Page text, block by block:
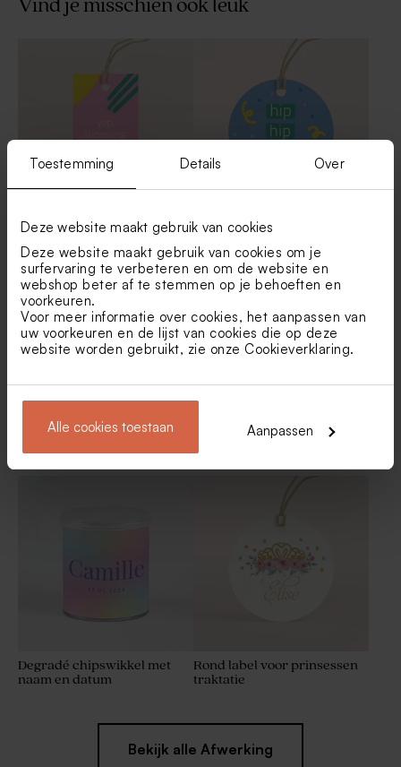
Toestemming Details Over
Deze website maakt gebruik van cookies
Deze website maakt gebruik van cookies om je
surfervaring te verbeteren en om de website en
webshop beter af te stemmen op je behoeften en
voorkeuren.
Voor meer informatie over cookies, het aanpassen van
uw voorkeuren en de lijst van cookies die op deze
website worden gebruikt, zie onze Cookieverklaring.
Alle cookies toestaan Aanpassen
Taart uitnodiging van
Originele drieluik
patroon van Wonderwalls
Ronde donut sticker van
Wonderwalls (4,4 cm)
Ronde kleurrijke sticker van
Wonderwalls (4,4 cm)
Vind je misschien ook leuk
Roze label 'superjarig' van
Blauw rond label van
Degradé chipswikkel met
naam en datum
Rond label voor prinsessen
traktatie
Bekijk alle Afwerking